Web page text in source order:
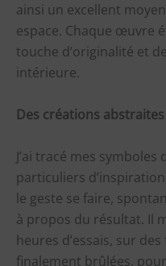
ainsi un excellent
espace. Chaque œuvre
touche d’originalité et
intérieure.
Des créations
J’ai tracé mes
particuliers
le geste se faire,
à propos du résultat. Il
heures d’essais, sur
finalement brûlées,